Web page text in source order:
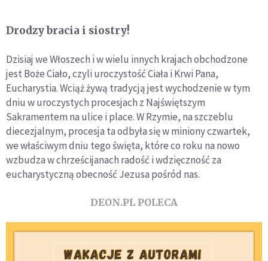
Drodzy bracia i siostry!
Dzisiaj we Włoszech i w wielu innych krajach obchodzone
jest Boże Ciało, czyli uroczystość Ciała i Krwi Pana,
Eucharystia. Wciąż żywą tradycją jest wychodzenie w tym
dniu w uroczystych procesjach z Najświętszym
Sakramentem na ulice i place. W Rzymie, na szczeblu
diecezjalnym, procesja ta odbyła się w miniony czwartek,
we właściwym dniu tego święta, które co roku na nowo
wzbudza w chrześcijanach radość i wdzięczność za
eucharystyczną obecność Jezusa pośród nas.
DEON.PL POLECA